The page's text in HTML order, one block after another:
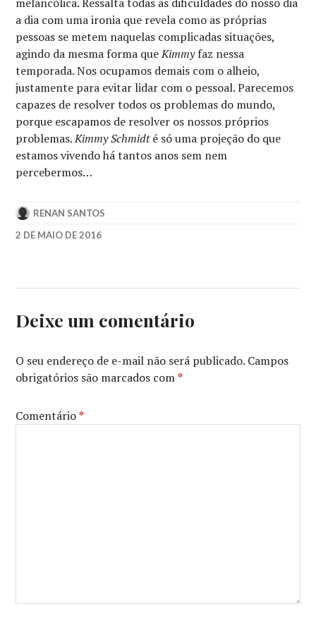
a dia com uma ironia que revela como as próprias
pessoas se metem naquelas complicadas situações,
agindo da mesma forma queKimmyfaz nessa
temporada. Nos ocupamos demais com o alheio,
justamente para evitar lidar com o pessoal. Parecemos
capazes de resolver todos os problemas do mundo,
porque escapamos de resolver os nossos próprios
problemas.Kimmy Schmidté só uma projeção do que
estamos vivendo há tantos anos sem nem
percebermos…
RENAN SANTOS
2 DE MAIO DE 2016
JANE
KRAKOWSKI,
TITUSS
UNBREAKABLE
KIMMY
Deixe um comentário
O seu endereço de e-mail não será publicado. Campos
obrigatórios são marcados com*
Comentário*